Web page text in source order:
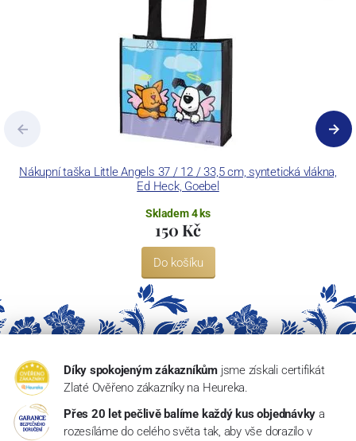
Nákupní taška Little Angels 37 / 12 / 33,5 cm, syntetická vlákna,
Ed Heck, Goebel
Skladem 4 ks
150 Kč
Do košíku
Díky spokojeným zákazníkům jsme získali certifikát
Zlaté Ověřeno zákazníky na Heureka.
Přes 20 let pečlivě balíme každý kus objednávky a
rozesíláme do celého světa tak, aby vše dorazilo v